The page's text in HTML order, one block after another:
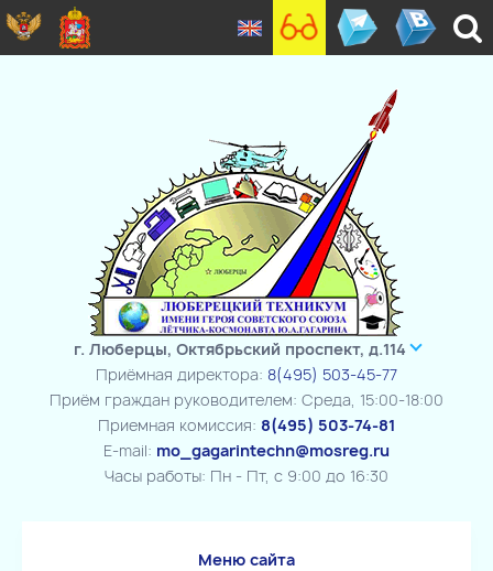
г. Люберцы, Октябрьский проспект, д.114
Приёмная директора: 8(495) 503-45-77
Приём граждан руководителем: Среда, 15:00-18:00
Приемная комиссия: 8(495) 503-74-81
E-mail: mo_gagarintechn@mosreg.ru
Часы работы: Пн - Пт, с 9:00 до 16:30
Меню сайта